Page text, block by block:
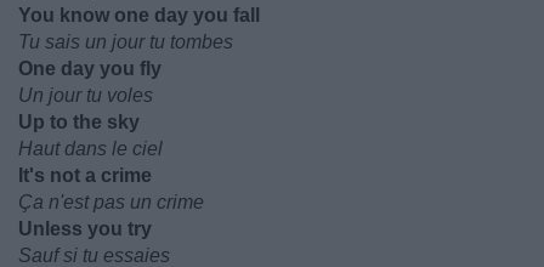
You know one day you fall
Tu sais un jour tu tombes
One day you fly
Un jour tu voles
Up to the sky
Haut dans le ciel
It's not a crime
Ça n'est pas un crime
Unless you try
Sauf si tu essaies